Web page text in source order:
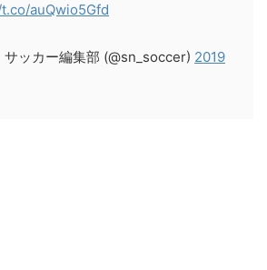
auQwio5Gfd
ッカー編集部 (@sn_soccer) 2019